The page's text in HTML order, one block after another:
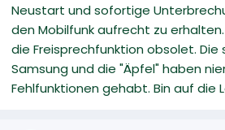
Neustart und sofortige
den Mobilfunk aufrecht zu
die Freisprechfunktion obsolet. Die
Samsung und die "Äpfel" haben
Fehlfunktionen gehabt. Bin auf die